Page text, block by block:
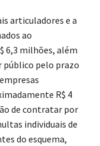
articuladores e a
ao
6,3 milhões, além
público pelo prazo
R$ 4
de contratar por
individuais de
do esquema,